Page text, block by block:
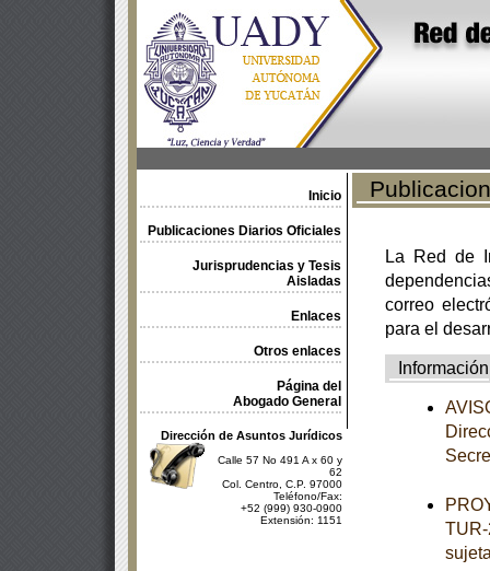
Inicio
Publicaciones Diarios Oficiales
Jurisprudencias y Tesis
Aisladas
Enlaces
Otros enlaces
Página del
Abogado General
Dirección de Asuntos Jurídicos
Calle 57 No 491 A x 60 y
62
Col. Centro, C.P. 97000
Teléfono/Fax:
+52 (999) 930-0900
Extensión: 1151
La Red de
correo
para el
Información